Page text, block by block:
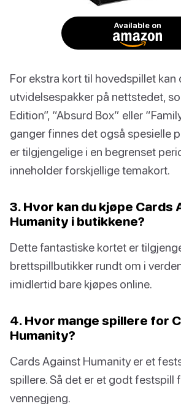
Available on
For ekstra kort til hovedspillet kan
utvidelsespakker på nettstedet,
Edition”, “Absurd Box” eller
ganger finnes det også spesielle
er tilgjengelige i en begrenset
inneholder forskjellige temakort.
3. Hvor kan du kjøpe Cards
Humanity i butikkene?
Dette fantastiske kortet er
brettspillbutikker rundt om i
imidlertid bare kjøpes online.
4. Hvor mange spillere for
Humanity?
Cards Against Humanity er et
spillere. Så det er et godt festspill
vennegjeng.